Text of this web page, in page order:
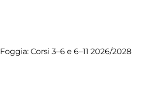
Foggia: Corsi 3–6 e 6–11 2026/2028